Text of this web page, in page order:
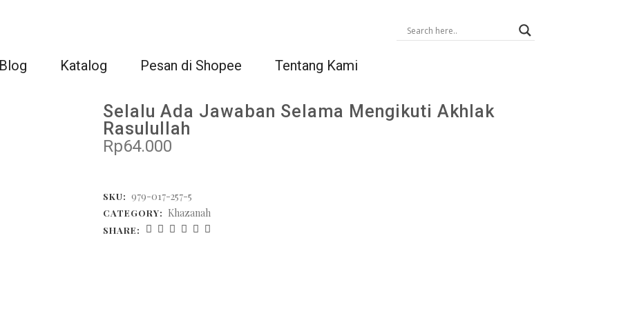
Katalog Pesan di Shopee Tentang Kami
Selalu Ada Jawaban Selama Mengikuti Akhlak
Rasulullah
Rp64.000
SKU: 979-017-257-5
CATEGORY: Khazanah
SHARE: